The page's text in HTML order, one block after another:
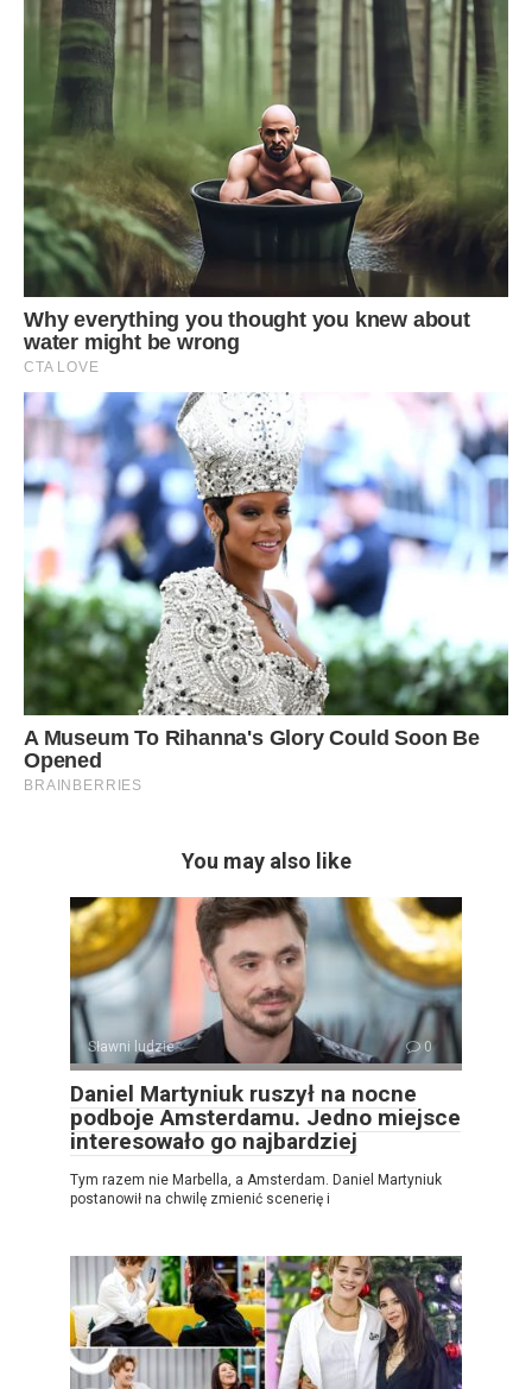
You may also like
Sławni ludzie 0
Daniel Martyniuk ruszył na nocne
podboje Amsterdamu. Jedno miejsce
interesowało go najbardziej
Tym razem nie Marbella, a Amsterdam. Daniel Martyniuk
postanowił na chwilę zmienić scenerię i